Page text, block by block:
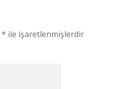
* ile işaretlenmişlerdir